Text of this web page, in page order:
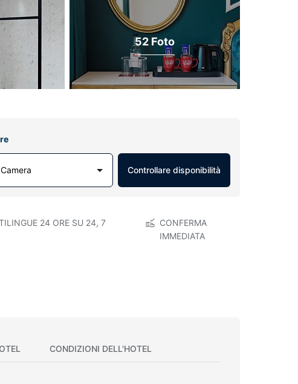
52 Foto
Controllare disponibilità
24 ORE SU 24, 7
CONFERMA
IMMEDIATA
CONDIZIONI DELL'HOTEL